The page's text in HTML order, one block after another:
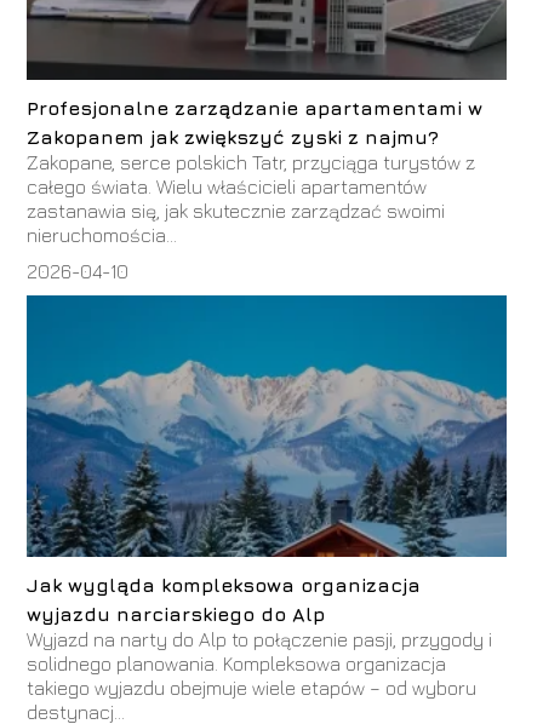
Profesjonalne zarządzanie apartamentami w
Zakopanem jak zwiększyć zyski z najmu?
Zakopane, serce polskich Tatr, przyciąga turystów z
całego świata. Wielu właścicieli apartamentów
zastanawia się, jak skutecznie zarządzać swoimi
nieruchomościa...
2026-04-10
Jak wygląda kompleksowa organizacja
wyjazdu narciarskiego do Alp
Wyjazd na narty do Alp to połączenie pasji, przygody i
solidnego planowania. Kompleksowa organizacja
takiego wyjazdu obejmuje wiele etapów – od wyboru
destynacj...